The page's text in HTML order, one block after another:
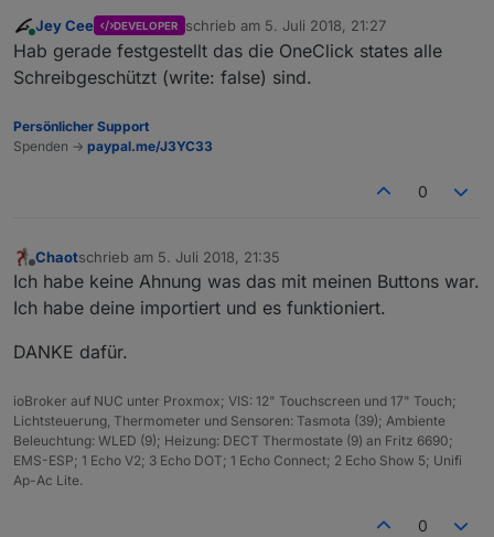
Online
Jey Cee DEVELOPER schrieb am 5. Juli 2018, 21:27
zuletzt editiert von
Hab gerade festgestellt das die OneClick states alle
Schreibgeschützt (write: false) sind.
Persönlicher Support
Spenden -> paypal.me/J3YC33
0
Offline
Chaotschrieb am 5. Juli 2018, 21:35
zuletzt editiert von
Ich habe keine Ahnung was das mit meinen Buttons war.
Ich habe deine importiert und es funktioniert.
DANKE dafür.
ioBroker auf NUC unter Proxmox; VIS: 12" Touchscreen und 17" Touch;
Lichtsteuerung, Thermometer und Sensoren: Tasmota (39); Ambiente
Beleuchtung: WLED (9); Heizung: DECT Thermostate (9) an Fritz 6690;
EMS-ESP; 1 Echo V2; 3 Echo DOT; 1 Echo Connect; 2 Echo Show 5; Unifi
Ap-Ac Lite.
0